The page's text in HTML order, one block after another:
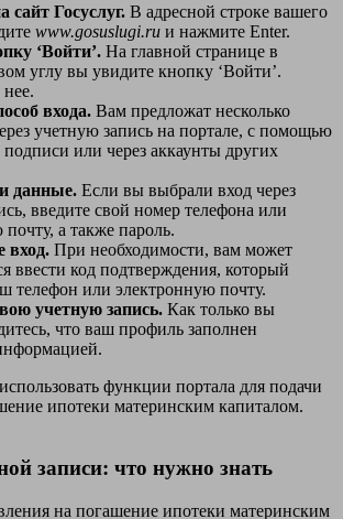
сайт Госуслуг. В адресной строке вашего
www.gosuslugi.ru и нажмите Enter.
‘Войти’. На главной странице в
углу вы увидите кнопку ‘Войти’.
входа. Вам предложат несколько
учетную запись на портале, с помощью
или через аккаунты других
данные. Если вы выбрали вход через
введите свой номер телефона или
а также пароль.
вход. При необходимости, вам может
ввести код подтверждения, который
телефон или электронную почту.
учетную запись. Как только вы
что ваш профиль заполнен
функции портала для подачи
ипотеки материнским капиталом.
записи: что нужно знать
на погашение ипотеки материнским